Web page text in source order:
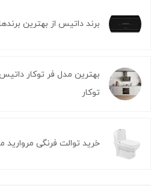
برند داتیس از بهترین
بهترین مدل فر توکار
توکار
خرید توالت فرنگی